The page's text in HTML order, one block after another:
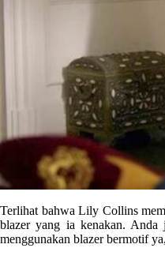
Terlihat bahwa Lily Collins
blazer yang ia kenakan. Anda
menggunakan blazer bermotif